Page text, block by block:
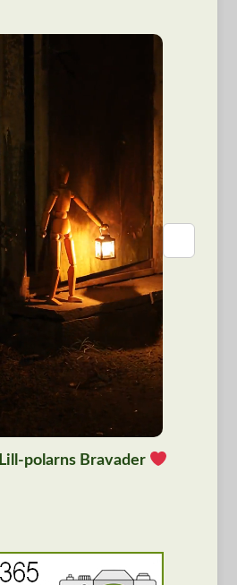
Lill-polarns Bravader